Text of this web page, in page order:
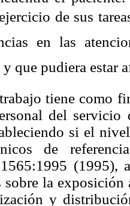
de sus
en las
y que pudiera estar
tiene como
del servicio
si el
de
(1995),
sobre la
y